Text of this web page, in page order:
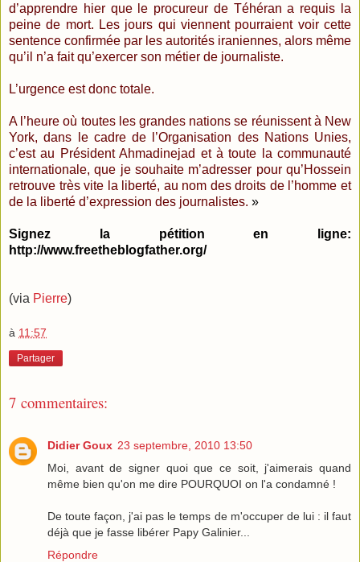
d’apprendre hier que le procureur de Téhéran a requis la
peine de mort. Les jours qui viennent pourraient voir cette
sentence confirmée par les autorités iraniennes, alors même
qu’il n’a fait qu’exercer son métier de journaliste.
L’urgence est donc totale.
A l’heure où toutes les grandes nations se réunissent à New
York, dans le cadre de l’Organisation des Nations Unies,
c’est au Président Ahmadinejad et à toute la communauté
internationale, que je souhaite m’adresser pour qu’Hossein
retrouve très vite la liberté, au nom des droits de l’homme et
de la liberté d’expression des journalistes. »
Signez la pétition en ligne:
http://www.freetheblogfather.org/
(via Pierre)
à 11:57
Partager
7 commentaires:
Didier Goux 23 septembre, 2010 13:50
Moi, avant de signer quoi que ce soit, j'aimerais quand
même bien qu'on me dire POURQUOI on l'a condamné !
De toute façon, j'ai pas le temps de m'occuper de lui : il faut
déjà que je fasse libérer Papy Galinier...
Répondre